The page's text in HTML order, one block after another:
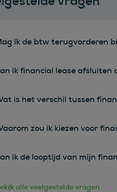
ik de btw terugvorderen
ik financial lease
is het verschil tussen
zou ik kiezen voor
ik de looptijd van mijn
alle veelgestelde vragen